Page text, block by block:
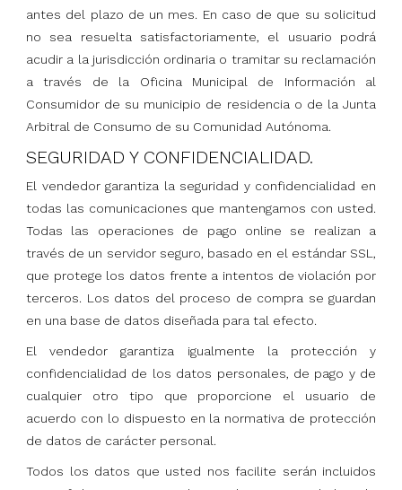
antes del plazo de un mes. En caso de que su solicitud
no sea resuelta satisfactoriamente, el usuario podrá
acudir a la jurisdicción ordinaria o tramitar su reclamación
a través de la Oficina Municipal de Información al
Consumidor de su municipio de residencia o de la Junta
Arbitral de Consumo de su Comunidad Autónoma.
SEGURIDAD Y CONFIDENCIALIDAD.
El vendedor garantiza la seguridad y confidencialidad en
todas las comunicaciones que mantengamos con usted.
Todas las operaciones de pago online se realizan a
través de un servidor seguro, basado en el estándar SSL,
que protege los datos frente a intentos de violación por
terceros. Los datos del proceso de compra se guardan
en una base de datos diseñada para tal efecto.
El vendedor garantiza igualmente la protección y
confidencialidad de los datos personales, de pago y de
cualquier otro tipo que proporcione el usuario de
acuerdo con lo dispuesto en la normativa de protección
de datos de carácter personal.
Todos los datos que usted nos facilite serán incluidos